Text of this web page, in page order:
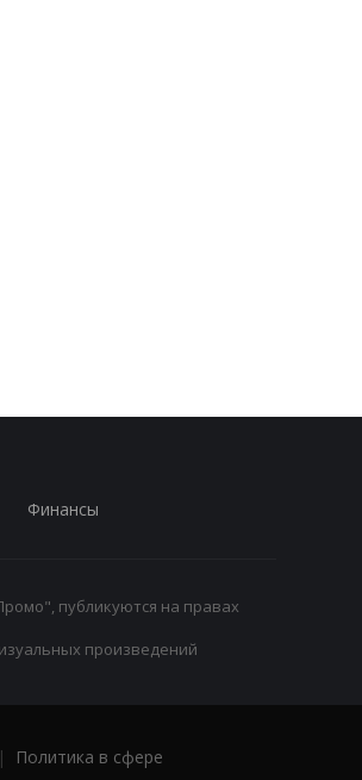
Финансы
публикуются на правах
произведений
Политика в сфере